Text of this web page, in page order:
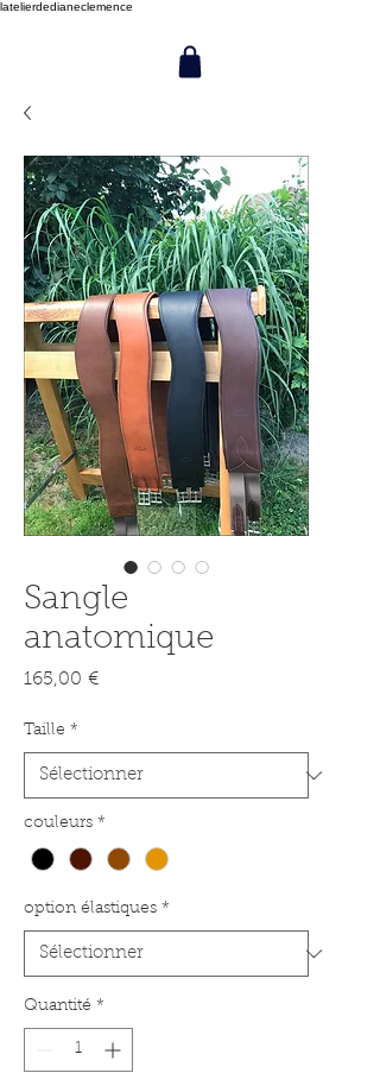
latelierdedianeclemence
Sangle
anatomique
165,00 €Prix
Taille *
couleurs *
option élastiques *
Quantité *